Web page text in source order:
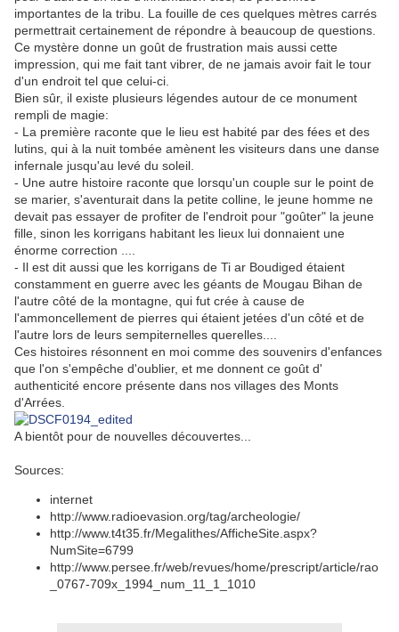
importantes de la tribu. La fouille de ces quelques mètres carrés
permettrait certainement de répondre à beaucoup de questions.
Ce mystère donne un goût de frustration mais aussi cette
impression, qui me fait tant vibrer, de ne jamais avoir fait le tour
d'un endroit tel que celui-ci.
Bien sûr, il existe plusieurs légendes autour de ce monument
rempli de magie:
- La première raconte que le lieu est habité par des fées et des
lutins, qui à la nuit tombée amènent les visiteurs dans une danse
infernale jusqu'au levé du soleil.
- Une autre histoire raconte que lorsqu'un couple sur le point de
se marier, s'aventurait dans la petite colline, le jeune homme ne
devait pas essayer de profiter de l'endroit pour "goûter" la jeune
fille, sinon les korrigans habitant les lieux lui donnaient une
énorme correction ....
- Il est dit aussi que les korrigans de Ti ar Boudiged étaient
constamment en guerre avec les géants de Mougau Bihan de
l'autre côté de la montagne, qui fut crée à cause de
l'ammoncellement de pierres qui étaient jetées d'un côté et de
l'autre lors de leurs sempiternelles querelles....
Ces histoires résonnent en moi comme des souvenirs d'enfances
que l'on s'empêche d'oublier, et me donnent ce goût d'
authenticité encore présente dans nos villages des Monts
d'Arrées.
A bientôt pour de nouvelles découvertes...
Sources:
internet
http://www.radioevasion.org/tag/archeologie/
http://www.t4t35.fr/Megalithes/AfficheSite.aspx?
NumSite=6799
http://www.persee.fr/web/revues/home/prescript/article/rao
_0767-709x_1994_num_11_1_1010